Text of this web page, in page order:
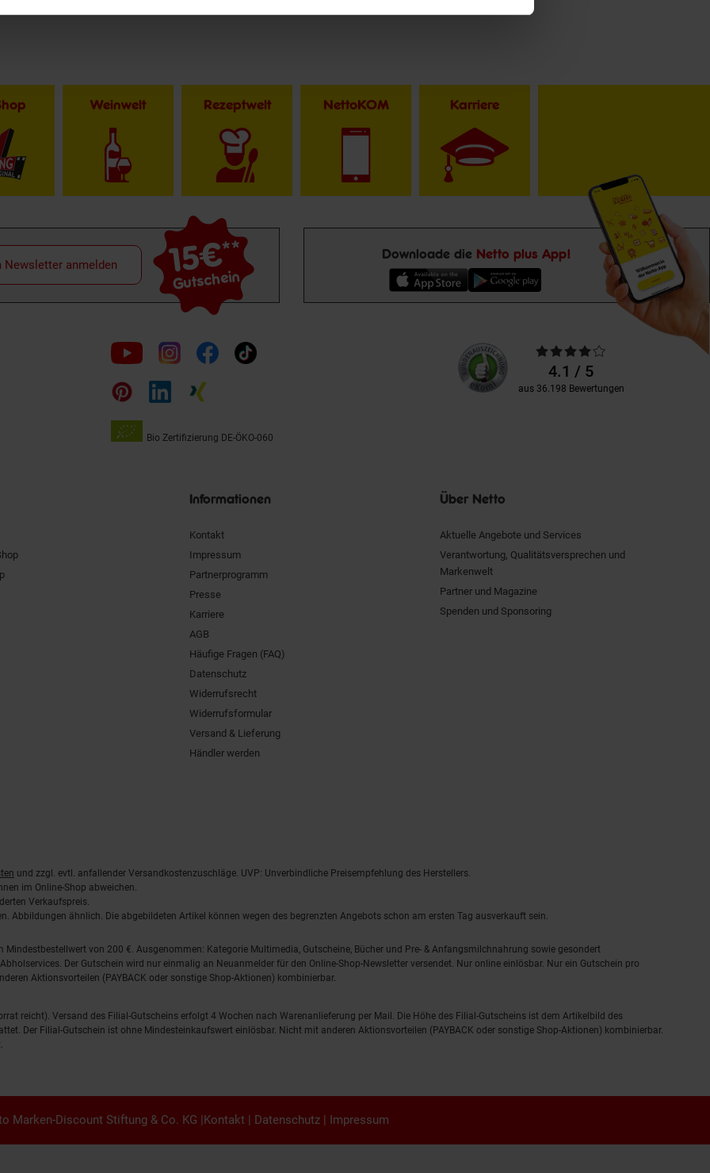
Weinwelt Rezeptwelt NettoKOM Karriere
15€**
Gutschein
Newsletter anmelden
Downloade die Netto plus App!
Folge
uns
auf
Bio Zertifizierung DE-ÖKO-060
Unsere
Kundenbewertungen
Durchschnittliche
Bewertungen4.1 / 5
aus 36.198 Bewertungen
Informationen
Kontakt
Impressum
Partnerprogramm
Presse
Karriere
AGB
Häufige Fragen (FAQ)
Datenschutz
Widerrufsrecht
Widerrufsformular
Versand & Lieferung
Händler werden
Über Netto
Aktuelle Angebote und Services
Verantwortung, Qualitätsversprechen und
Markenwelt
Partner und Magazine
Spenden und Sponsoring
und zzgl. evtl. anfallender Versandkostenzuschläge. UVP: Unverbindliche Preisempfehlung des Herstellers.
im Online-Shop abweichen.
Verkaufspreis.
Abbildungen ähnlich. Die abgebildeten Artikel können wegen des begrenzten Angebots schon am ersten Tag ausverkauft sein.
von 200 €. Ausgenommen: Kategorie Multimedia, Gutscheine, Bücher und Pre- & Anfangsmilchnahrung sowie gesondert
Der Gutschein wird nur einmalig an Neuanmelder für den Online-Shop-Newsletter versendet. Nur online einlösbar. Nur ein Gutschein pro
Aktionsvorteilen (PAYBACK oder sonstige Shop-Aktionen) kombinierbar.
reicht). Versand des Filial-Gutscheins erfolgt 4 Wochen nach Warenanlieferung per Mail. Die Höhe des Filial-Gutscheins ist dem Artikelbild des
Der Filial-Gutschein ist ohne Mindesteinkaufswert einlösbar. Nicht mit anderen Aktionsvorteilen (PAYBACK oder sonstige Shop-Aktionen) kombinierbar.
Marken-Discount Stiftung & Co. KG |Kontakt | Datenschutz| Impressum